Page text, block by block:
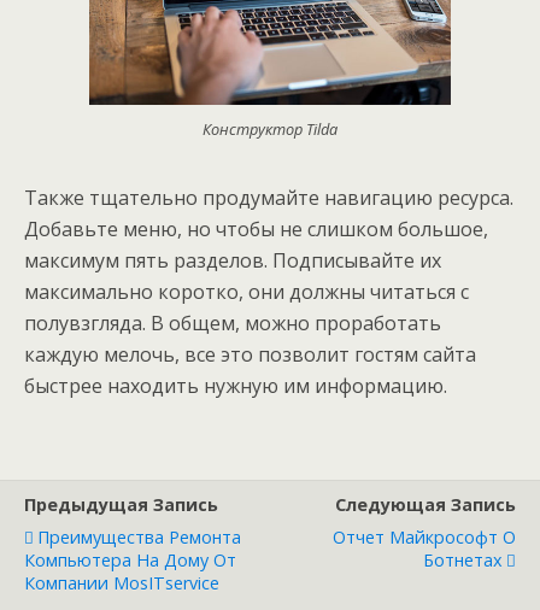
Конструктор Tilda
Также тщательно продумайте навигацию ресурса.
Добавьте меню, но чтобы не слишком большое,
максимум пять разделов. Подписывайте их
максимально коротко, они должны читаться с
полувзгляда. В общем, можно проработать
каждую мелочь, все это позволит гостям сайта
быстрее находить нужную им информацию.
Предыдущая Запись
Преимущества Ремонта
Компьютера На Дому От
Компании MosITservice
Следующая Запись
Отчет Майкрософт О
Ботнетах